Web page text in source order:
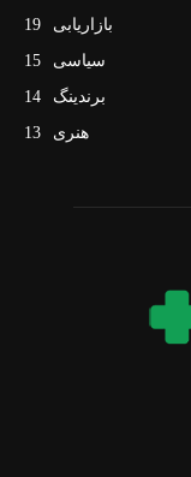
بازاریابی
19
سیاسی
15
برندینگ
14
هنری
13